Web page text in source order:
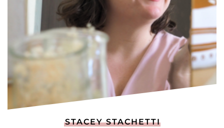
STACEY STACHETTI